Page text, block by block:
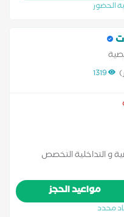
الحضور
1319
و التداخلية التخصص
مواعيد الحجز
محدد